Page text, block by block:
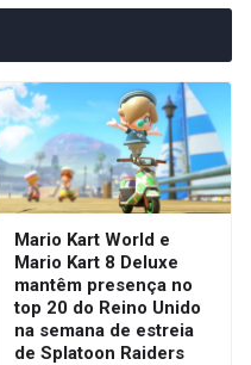
Mario Kart World e
Mario Kart 8 Deluxe
mantêm presença no
top 20 do Reino Unido
na semana de estreia
de Splatoon Raiders